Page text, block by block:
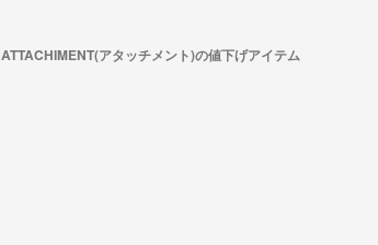
ATTACHIMENT(アタッチメント)の値下げアイテム